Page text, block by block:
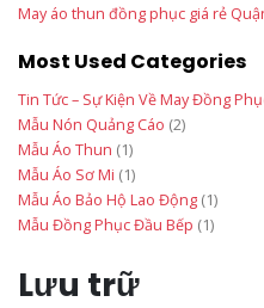
May áo thun đồng phục giá rẻ
Most Used Categories
Tin Tức – Sự Kiện Về May Đồng
Mẫu Nón Quảng Cáo (2)
Mẫu Áo Thun (1)
Mẫu Áo Sơ Mi (1)
Mẫu Áo Bảo Hộ Lao Động (1)
Mẫu Đồng Phục Đầu Bếp (1)
Lưu trữ